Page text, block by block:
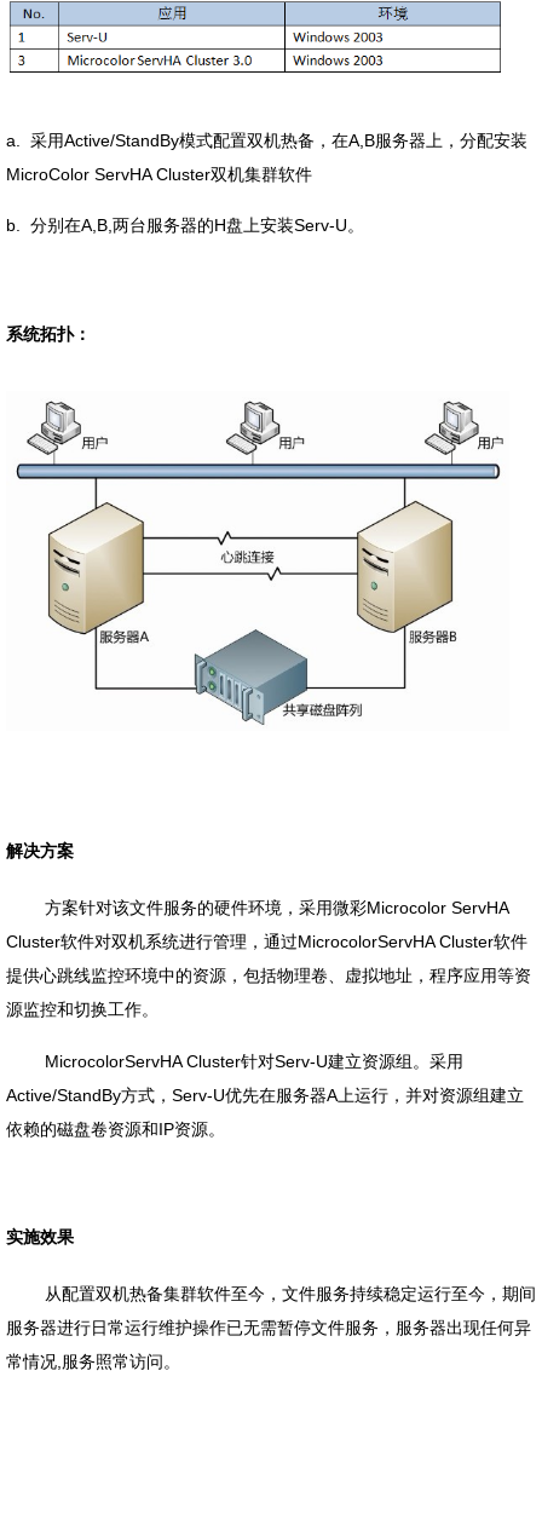
a. 采用Active/StandBy模式配置双机热备，在A,B服务器上，分配安装
MicroColor ServHA Cluster双机集群软件
b. 分别在A,B,两台服务器的H盘上安装Serv-U。
系统拓扑：
解决方案
方案针对该文件服务的硬件环境，采用微彩Microcolor ServHA
Cluster软件对双机系统进行管理，通过MicrocolorServHA Cluster软件
提供心跳线监控环境中的资源，包括物理卷、虚拟地址，程序应用等资
源监控和切换工作。
MicrocolorServHA Cluster针对Serv-U建立资源组。采用
Active/StandBy方式，Serv-U优先在服务器A上运行，并对资源组建立
依赖的磁盘卷资源和IP资源。
实施效果
从配置双机热备集群软件至今，文件服务持续稳定运行至今，期间
服务器进行日常运行维护操作已无需暂停文件服务，服务器出现任何异
常情况,服务照常访问。